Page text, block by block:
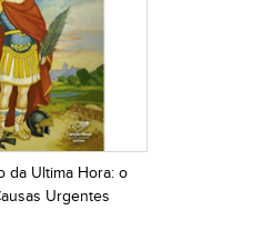
da Ultima Hora: o
Urgentes